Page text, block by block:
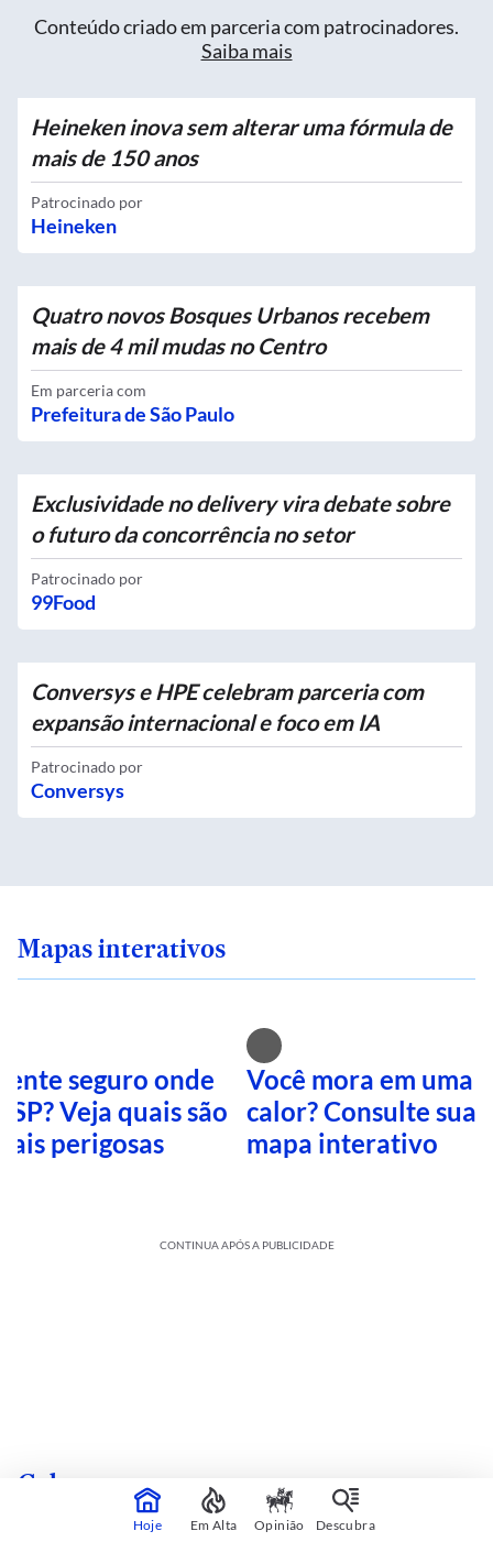
Conteúdo criado em parceria com patrocinadores.
Saiba mais
Heineken inova sem alterar uma fórmula de
mais de 150 anos
Patrocinado por
Heineken
Quatro novos Bosques Urbanos recebem
mais de 4 mil mudas no Centro
Em parceria com
Prefeitura de São Paulo
Exclusividade no delivery vira debate sobre
o futuro da concorrência no setor
Patrocinado por
99Food
Conversys e HPE celebram parceria com
expansão internacional e foco em IA
Patrocinado por
Conversys
Mapas interativos
seguro onde
SP? Veja quais são
perigosas
Você mora em uma
calor? Consulte sua
mapa interativo
CONTINUA APÓS A PUBLICIDADE
Cultura
Hoje Em Alta Opinião Descubra